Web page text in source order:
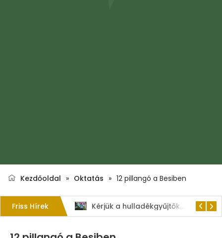
Kezdőoldal » Oktatás » 12 pillangó a Besiben
Friss Hírek Kérjük a hulladékgyűjtők rendeltetésszerű használatát!